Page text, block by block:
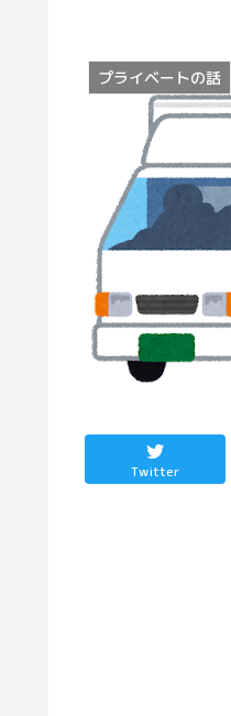
プライベートの話
Twitter